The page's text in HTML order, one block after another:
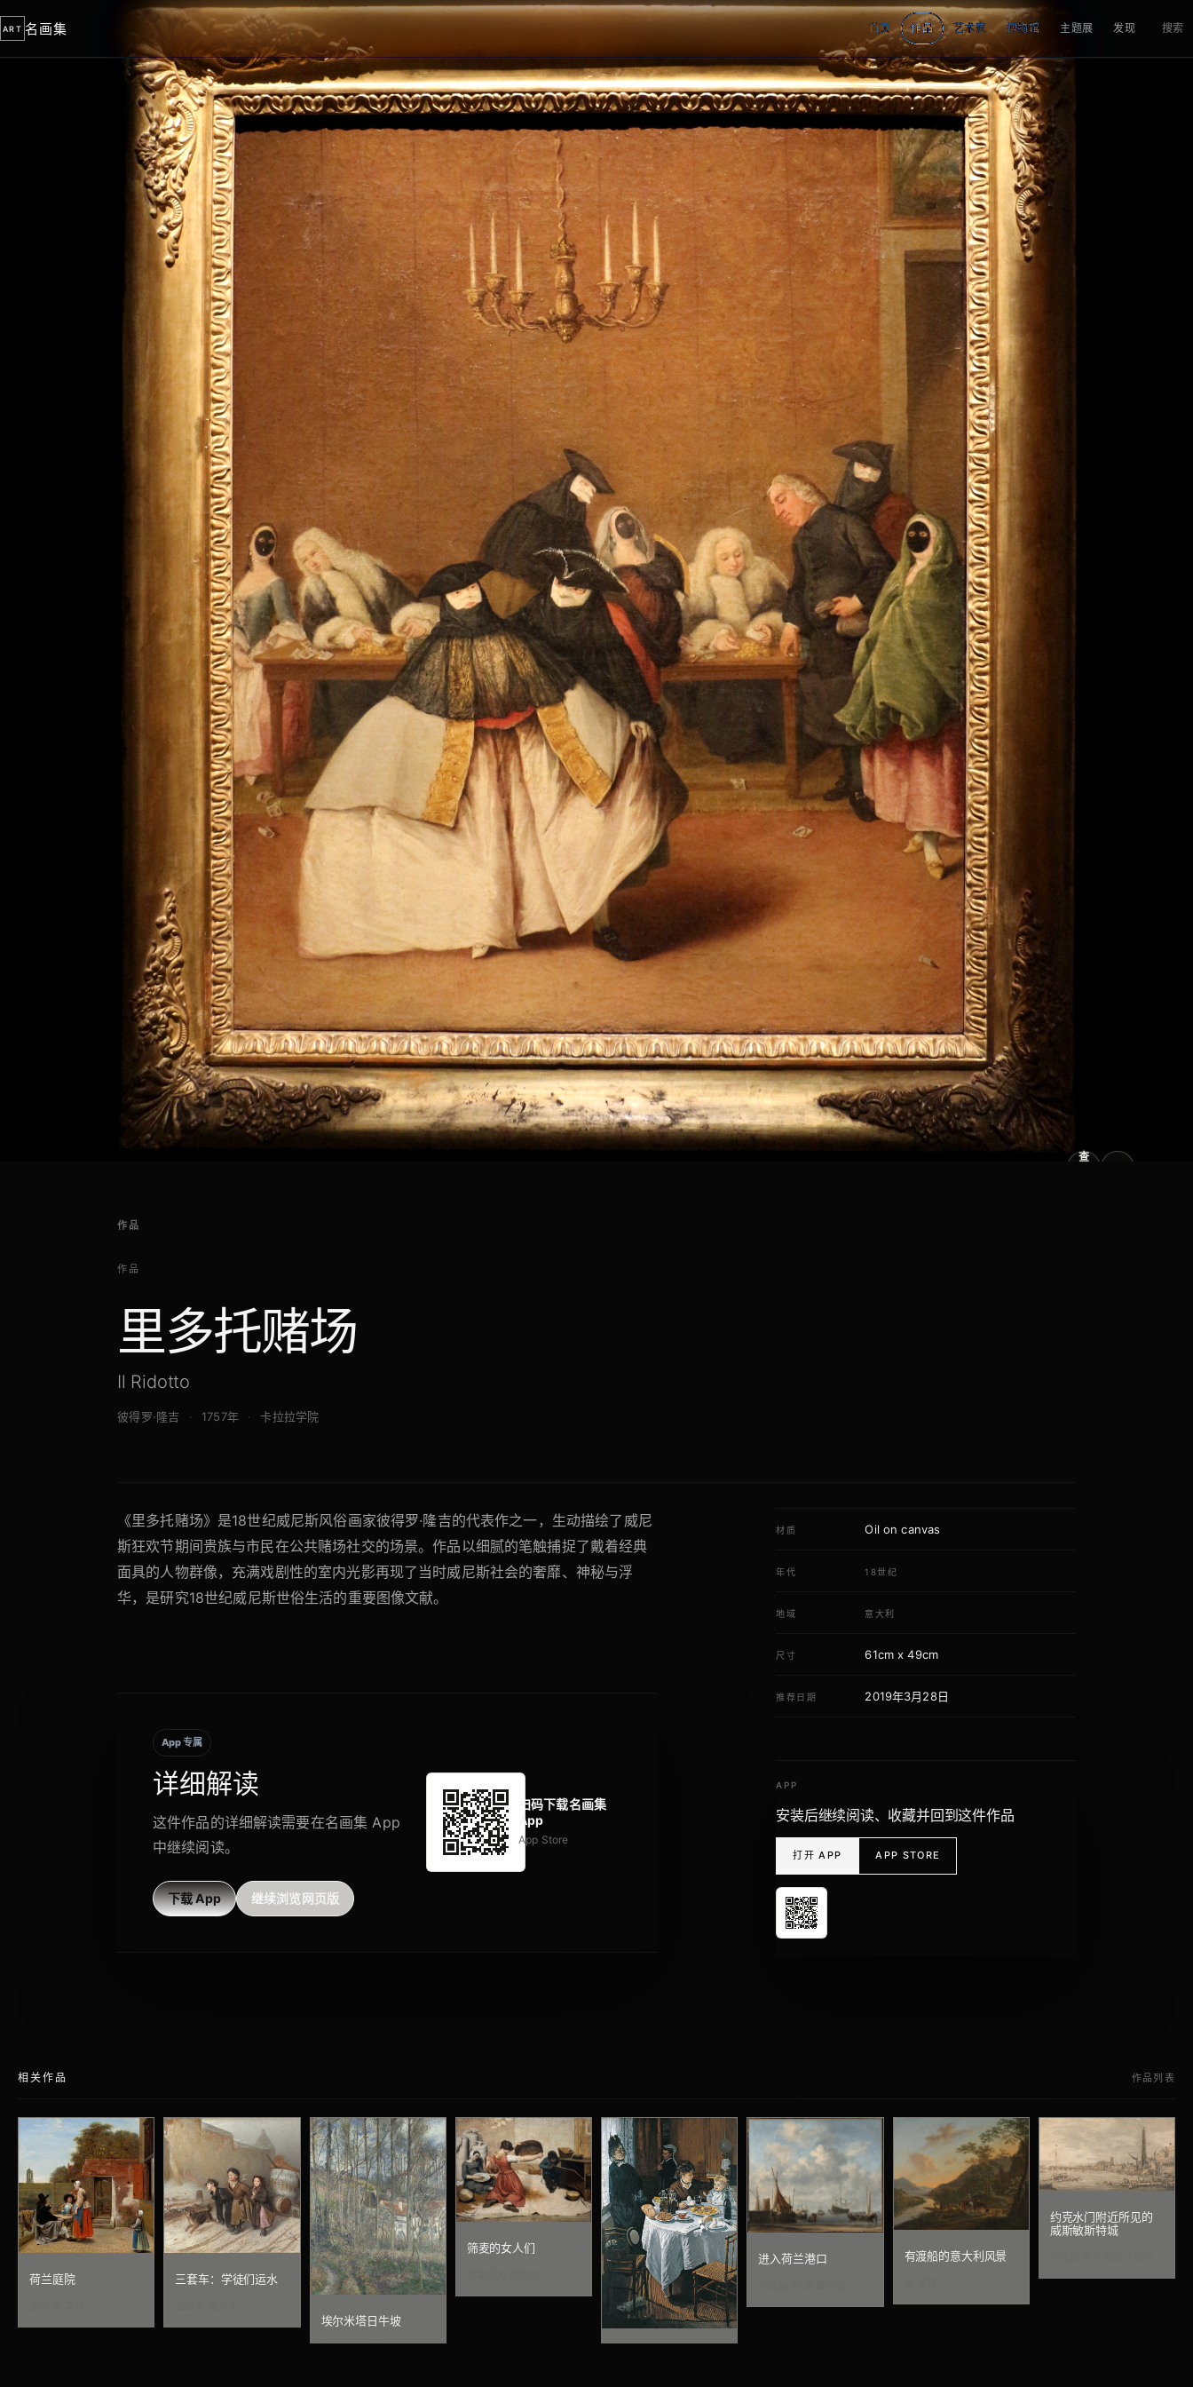
ART 名画集 首页 作品 艺术家 博物馆 主题展 发现 搜索
查
作品
作品
里多托赌场
Il Ridotto
彼得罗·隆吉 1757年 卡拉拉学院
《里多托赌场》是18世纪威尼斯风俗画家彼得罗·隆吉的代表作之一，生动描绘了威尼
斯狂欢节期间贵族与市民在公共赌场社交的场景。作品以细腻的笔触捕捉了戴着经典
面具的人物群像，充满戏剧性的室内光影再现了当时威尼斯社会的奢靡、神秘与浮
华，是研究18世纪威尼斯世俗生活的重要图像文献。
App 专属
详细解读
这件作品的详细解读需要在名画集 App
中继续阅读。
下载 App 继续浏览网页版
扫码下载名画集
App
App Store
材质 Oil on canvas
年代 18世纪
地域 意大利
尺寸 61cm x 49cm
推荐日期 2019年3月28日
APP
安装后继续阅读、收藏并回到这件作品
打开 APP APP STORE
相关作品 作品列表
荷兰庭院 三套车：学徒们运水
埃尔米塔日牛坡
筛麦的女人们
进入荷兰港口 有渡船的意大利风景
约克水门附近所见的
威斯敏斯特城